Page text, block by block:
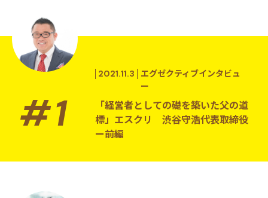
「経営者としての礎を築いた父の道
標」エスクリ 渋谷守浩代表取締役
ー前編
エグゼクティブインタビュ
ー
2021.11.3